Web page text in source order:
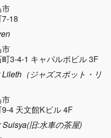
市
18
市
3-4-1 キャパルボビル 3F
（ジャズスポット・リ
市
4 天文館Kビル 4F
旧:水車の茶屋)